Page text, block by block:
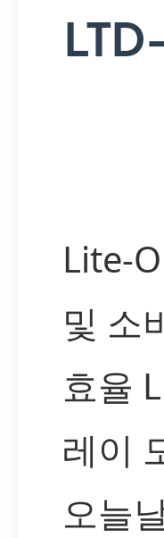
Lite-
및 소
효율
레이
오늘